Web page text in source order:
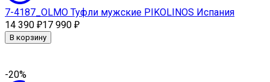
7-4187_OLMO Туфли мужские PIKOLINOS Испания
14 390 ₽17 990 ₽
В корзину
-20%